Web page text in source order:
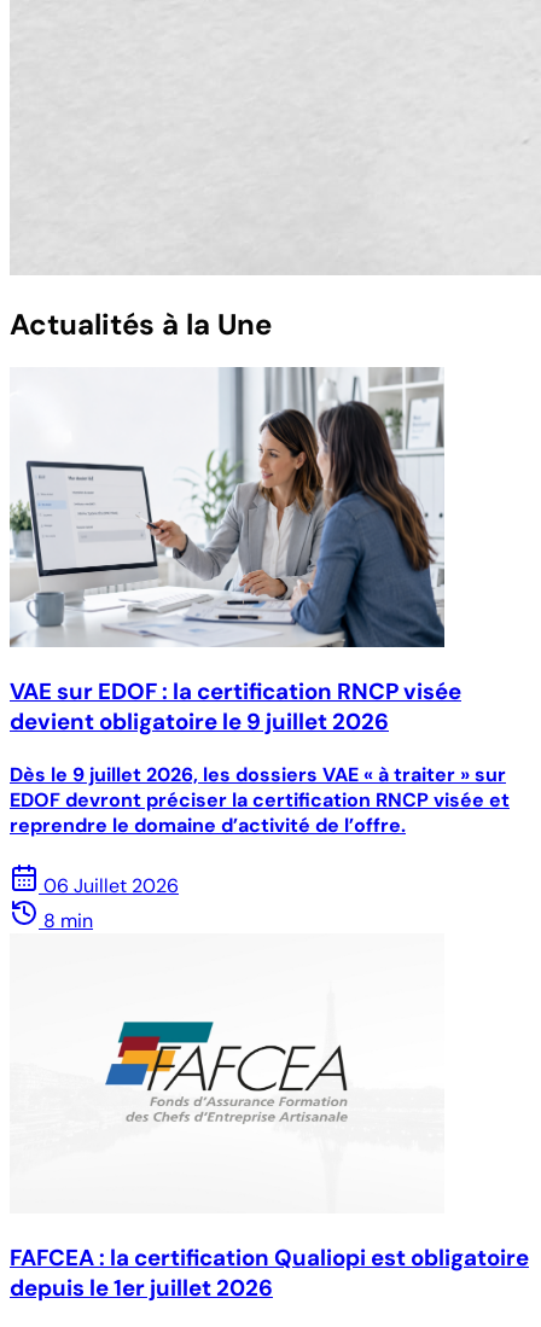
Actualités à la Une
VAE sur EDOF : la certification RNCP visée
devient obligatoire le 9 juillet 2026
Dès le 9 juillet 2026, les dossiers VAE « à traiter » sur
EDOF devront préciser la certification RNCP visée et
reprendre le domaine d’activité de l’offre.
06 Juillet 2026
8 min
FAFCEA : la certification Qualiopi est obligatoire
depuis le 1er juillet 2026